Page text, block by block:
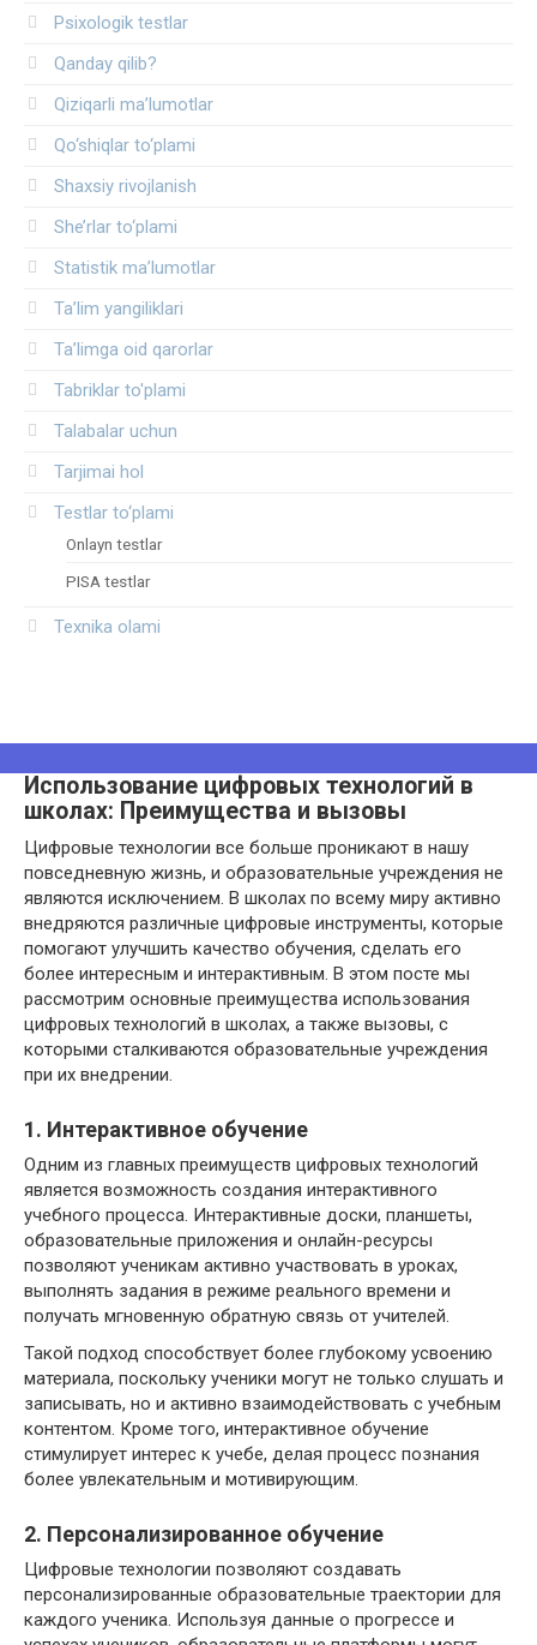
Psixologik testlar
Qanday qilib?
Qiziqarli ma’lumotlar
Qo‘shiqlar to‘plami
Shaxsiy rivojlanish
She’rlar to‘plami
Statistik ma’lumotlar
Ta’lim yangiliklari
Ta’limga oid qarorlar
Tabriklar to'plami
Talabalar uchun
Tarjimai hol
Testlar to‘plami
Onlayn testlar
PISA testlar
Texnika olami
Использование цифровых технологий в
школах: Преимущества и вызовы
Цифровые технологии все больше проникают в нашу
повседневную жизнь, и образовательные учреждения не
являются исключением. В школах по всему миру активно
внедряются различные цифровые инструменты, которые
помогают улучшить качество обучения, сделать его
более интересным и интерактивным. В этом посте мы
рассмотрим основные преимущества использования
цифровых технологий в школах, а также вызовы, с
которыми сталкиваются образовательные учреждения
при их внедрении.
1. Интерактивное обучение
Одним из главных преимуществ цифровых технологий
является возможность создания интерактивного
учебного процесса. Интерактивные доски, планшеты,
образовательные приложения и онлайн-ресурсы
позволяют ученикам активно участвовать в уроках,
выполнять задания в режиме реального времени и
получать мгновенную обратную связь от учителей.
Такой подход способствует более глубокому усвоению
материала, поскольку ученики могут не только слушать и
записывать, но и активно взаимодействовать с учебным
контентом. Кроме того, интерактивное обучение
стимулирует интерес к учебе, делая процесс познания
более увлекательным и мотивирующим.
2. Персонализированное обучение
Цифровые технологии позволяют создавать
персонализированные образовательные траектории для
каждого ученика. Используя данные о прогрессе и